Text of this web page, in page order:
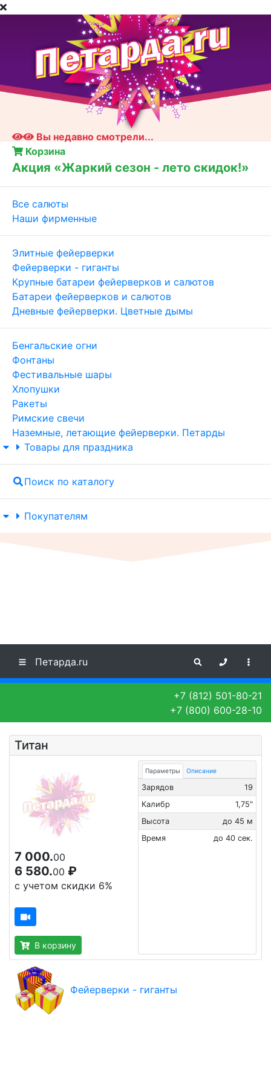
Вы недавно смотрели...
Корзина
Акция «Жаркий сезон - лето скидок!»
Все салюты
Наши фирменные
Элитные фейерверки
Фейерверки - гиганты
Крупные батареи фейерверков и салютов
Батареи фейерверков и салютов
Дневные фейерверки. Цветные дымы
Бенгальские огни
Фонтаны
Фестивальные шары
Хлопушки
Ракеты
Римские свечи
Наземные, летающие фейерверки. Петарды
Товары для праздника
Поиск по каталогу
Покупателям
Петарда.ru
+7 (812) 501-80-21
+7 (800) 600-28-10
Титан
7 000.00
6 580.00 ₽
с учетом скидки 6%
В корзину
Параметры Описание
Зарядов
19
Калибр
1,75"
Высота
до 45 м
Время
до 40 сек.
Фейерверки - гиганты